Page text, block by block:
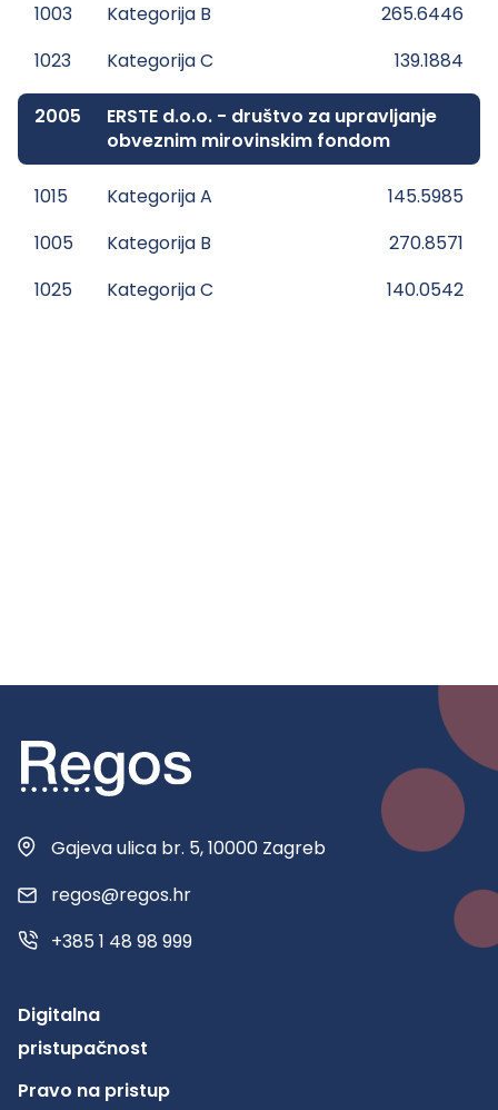
1003
Kategorija B
265.6446
1023
Kategorija C 139.1884
2005
ERSTE d.o.o. - društvo za upravljanje
obveznim mirovinskim fondom
1015 Kategorija A
145.5985
1005
Kategorija B
270.8571
1025
Kategorija C 140.0542
Gajeva ulica br. 5, 10000 Zagreb
regos@regos.hr
+385 1 48 98 999
Digitalna
pristupačnost
Pravo na pristup